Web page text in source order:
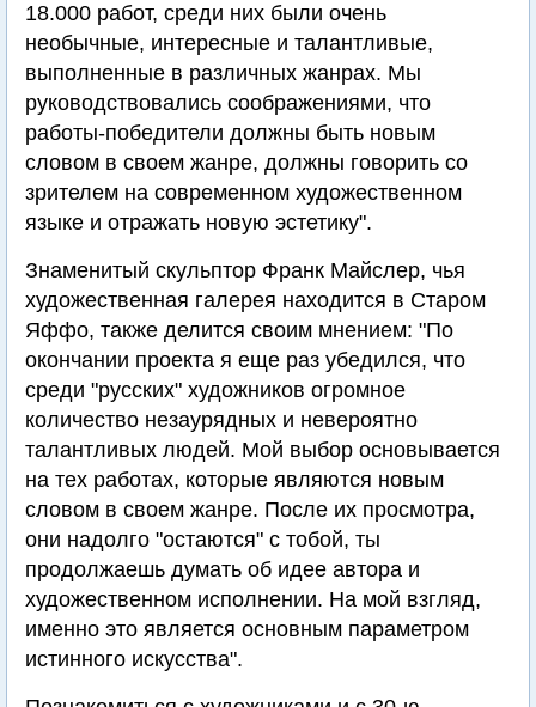
18.000 работ, среди них были очень
необычные, интересные и талантливые,
выполненные в различных жанрах. Мы
руководствовались соображениями, что
работы-победители должны быть новым
словом в своем жанре, должны говорить со
зрителем на современном художественном
языке и отражать новую эстетику".
Знаменитый скульптор Франк Майслер, чья
художественная галерея находится в Старом
Яффо, также делится своим мнением: "По
окончании проекта я еще раз убедился, что
среди "русских" художников огромное
количество незаурядных и невероятно
талантливых людей. Мой выбор основывается
на тех работах, которые являются новым
словом в своем жанре. После их просмотра,
они надолго "остаются" с тобой, ты
продолжаешь думать об идее автора и
художественном исполнении. На мой взгляд,
именно это является основным параметром
истинного искусства".